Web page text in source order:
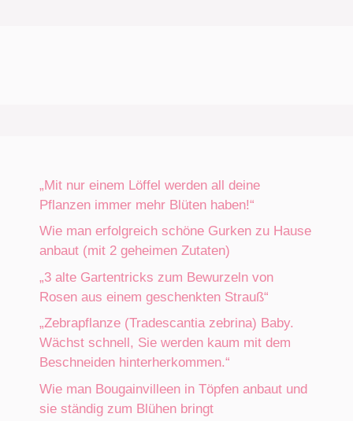
„Mit nur einem Löffel werden all deine
Pflanzen immer mehr Blüten haben!“
Wie man erfolgreich schöne Gurken zu Hause
anbaut (mit 2 geheimen Zutaten)
„3 alte Gartentricks zum Bewurzeln von
Rosen aus einem geschenkten Strauß“
„Zebrapflanze (Tradescantia zebrina) Baby.
Wächst schnell, Sie werden kaum mit dem
Beschneiden hinterherkommen.“
Wie man Bougainvilleen in Töpfen anbaut und
sie ständig zum Blühen bringt